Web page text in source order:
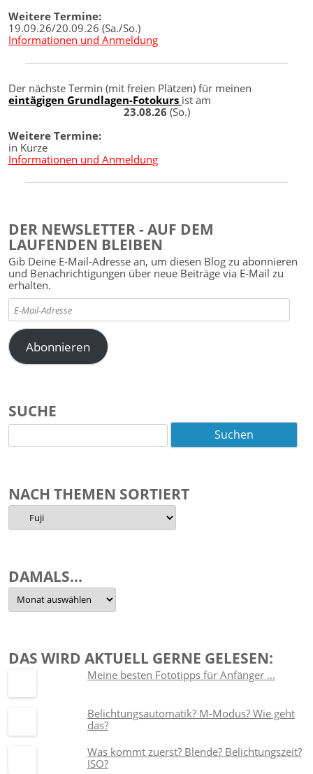
Weitere Termine:
19.09.26/20.09.26 (Sa./So.)
Informationen und Anmeldung
Der nächste Termin (mit freien Plätzen) für meinen
eintägigen Grundlagen-Fotokurs ist am
23.08.26 (So.)
Weitere Termine:
in Kürze
Informationen und Anmeldung
DER NEWSLETTER - AUF DEM
LAUFENDEN BLEIBEN
Gib Deine E-Mail-Adresse an, um diesen Blog zu abonnieren
und Benachrichtigungen über neue Beiträge via E-Mail zu
erhalten.
E-
Mail-
Adresse
Abonnieren
SUCHE
Suchen
nach:
NACH THEMEN SORTIERT
Nach
Themen
sortiert
DAMALS…
Damals…
DAS WIRD AKTUELL GERNE GELESEN:
Meine besten Fototipps für Anfänger ...
Belichtungsautomatik? M-Modus? Wie geht
das?
Was kommt zuerst? Blende? Belichtungszeit?
ISO?